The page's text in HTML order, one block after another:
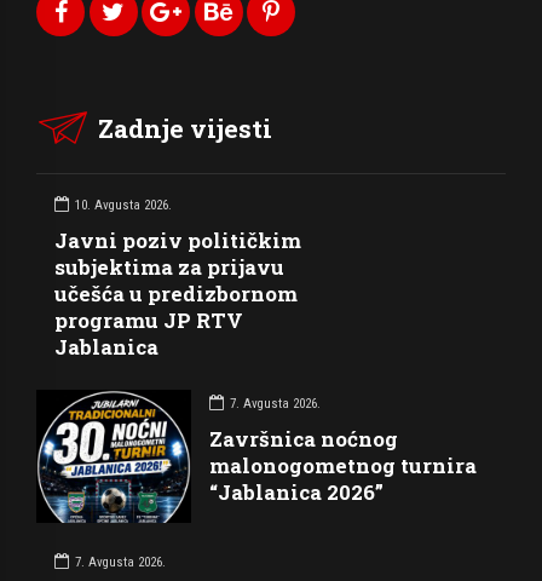
Zadnje vijesti
10. Avgusta 2026.
Javni poziv političkim
subjektima za prijavu
učešća u predizbornom
programu JP RTV
Jablanica
7. Avgusta 2026.
Završnica noćnog
malonogometnog turnira
“Jablanica 2026”
7. Avgusta 2026.